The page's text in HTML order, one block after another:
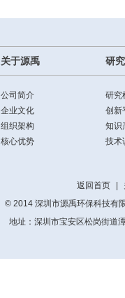
关于源禹
公司简介
企业文化
组织架构
核心优势
研
研究
创新
知识
技术
返回首页
© 2014 深圳市源禹环保科技有
地址：深圳市宝安区松岗街道